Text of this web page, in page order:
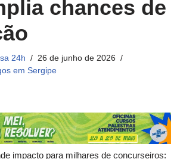
chances de
24h
26 de junho de 2026
em Sergipe
impacto para milhares de concurseiros: